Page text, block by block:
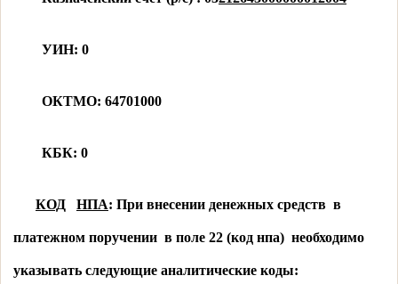
УИН: 0
ОКТМО: 64701000
КБК: 0
КОД НПА: При внесении денежных средств в
платежном поручении в поле 22 (код нпа) необходимо
указывать следующие аналитические коды: